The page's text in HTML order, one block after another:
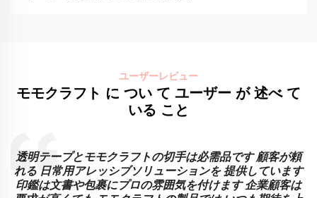
ユーザーレビュー
モモクラフト に つい て ユーザー が 述べ て
いる こと
透明テープとモモクラフトの切手は必需品です 顧客が頼
れる 日常用アレッシブソリューションを 提供しています
印鑑は文書や包裹にプロの雰囲気を付けます 企業顧客は